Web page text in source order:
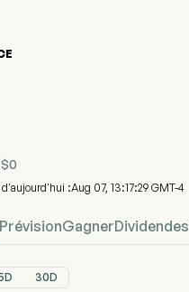
$0
:Aug 07, 13:17:29 GMT-4
PrévisionGagnerDividendes
30D